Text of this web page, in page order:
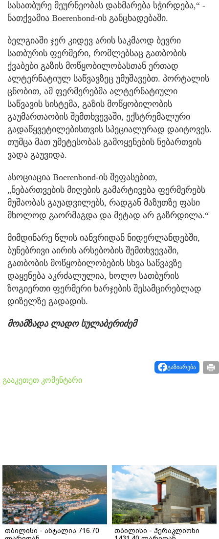
სასათბურე მეურნეობას დახმარება სჭირდება,“ -
ნათქვამია Boerenbond-ის განცხადებაში.
ბელგიაში ჯერ კიდევ არის საკმაოდ ბევრი
სათბურის ფერმერი, რომლებსაც გათბობის
ქვაბები გაზის მოწყობილობასთან ერთად
ალტერნატიულ საწვავზეც უმუშავებთ. პორტალის
ცნობით, ამ ფერმერებმა ალტერნატიული
საწვავის სისტემა, გაზის მოწყობილობის
გაუმართაობის შემთხვევაში, ექსტრემალური
გადაწყვეტილებისთვის სპეციალურად დაიტოვეს.
თუმცა მათ უმეტესობას გამოყენების ნებართვის
ვადა გაუვიდა.
ასოციაცია Boerenbond-ის შეფასებით,
„ნებართვების მიღების გამარტივება ფერმერებს
მუშაობას გაუადვილებს, რადგან მაზუთზე ფასი
მხოლოდ გაორმაგდა და მეტად არ გაზრდილა.“
მიმდინარე წლის იანვრიდან ნიდერლანდებში,
ბუნებრივი აირის არსებობის შემთხვევაში,
გათბობის მოწყობილობების სხვა საწვავზე
დაყენება აკრძალულია, ხოლო სათბურის
ზოგიერთი ფერმერი ხარჯების შესამცირებლად
დიზელზე გადადის.
მოამზადა ლადო სულაბერიძემ
გაზიარება
გააკეთეთ კომენტარი
თბილისი - ანტალია 716.70
თბილისი - ჰერაკლიონი